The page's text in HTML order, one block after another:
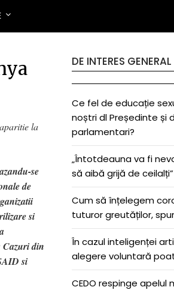
la
se
de
si
din
si
DE INTERES GENERAL
Ce fel de educație
noștri dl Președinte și
parlamentari?
„Întotdeauna va fi
să aibă grijă de ceilalți”
Cum să înțelegem
tuturor greutăților,
În cazul inteligenței
alegere voluntară
CEDO respinge apelul